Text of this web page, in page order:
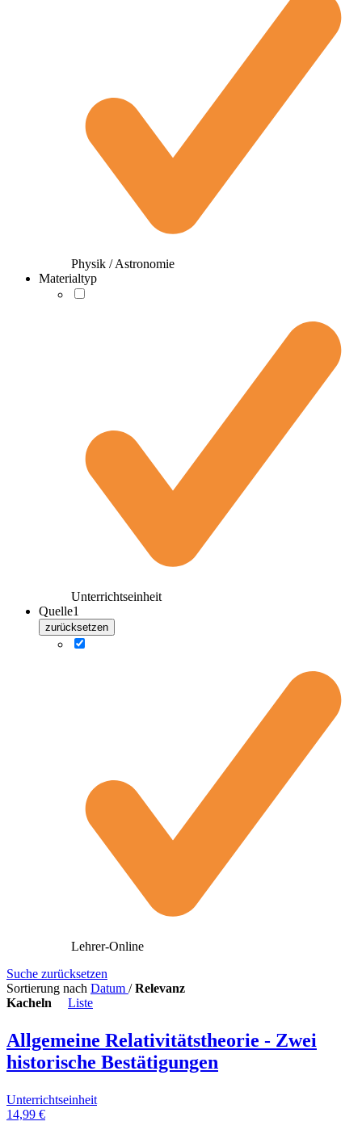
Physik / Astronomie
Materialtyp
Unterrichtseinheit
Quelle1
zurücksetzen
Lehrer-Online
Suche zurücksetzen
Sortierung nach Datum /Relevanz
Kacheln
Liste
Allgemeine Relativitätstheorie - Zwei
historische Bestätigungen
Unterrichtseinheit
14,99 €